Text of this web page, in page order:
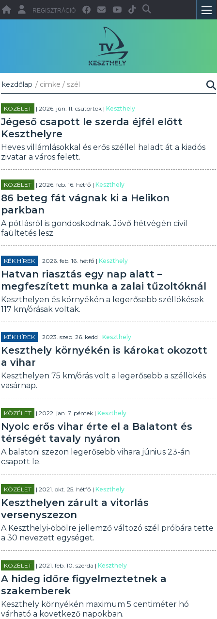
REGISZTRÁCIÓ
kezdőlap / cimke / szél
KÖZÉLET | 2026. jún. 11. csütörtök |Keszthely
Jégeső csapott le szerda éjfél előtt
Keszthelyre
Heves villámlásokkal és erős széllel haladt át a kiadós
zivatar a város felett.
KÖZÉLET | 2026. feb. 16. hétfő |Keszthely
86 beteg fát vágnak ki a Helikon
parkban
A pótlásról is gondoskodnak. Jövő hétvégén civil
faültetés lesz.
KÉK HÍREK | 2026. feb. 16. hétfő |Keszthely
Hatvan riasztás egy nap alatt –
megfeszített munka a zalai tűzoltóknál
Keszthelyen és környékén a legerősebb széllökések
117 km/órásak voltak.
KÉK HÍREK | 2023. szep. 26. kedd |Keszthely
Keszthely környékén is károkat okozott
a vihar
Keszthelyen 75 km/órás volt a legerősebb a széllökés
vasárnap.
KÖZÉLET | 2022. jan. 7. péntek |Keszthely
Nyolc erős vihar érte el a Balatont és
térségét tavaly nyáron
A balatoni szezon legerősebb vihara június 23-án
csapott le.
KÖZÉLET | 2021. okt. 25. hétfő |Keszthely
Keszthelyen zárult a vitorlás
versenyszezon
A Keszthelyi-öbölre jellemző változó szél próbára tette
a 30 nevezett egységet.
KÖZÉLET | 2021. feb. 10. szerda |Keszthely
A hideg időre figyelmeztetnek a
szakemberek
Keszthely környékén maximum 5 centiméter hó
várható a következő napokban.